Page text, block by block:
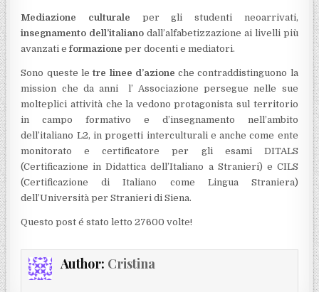
Mediazione culturale per gli studenti neoarrivati,
insegnamento dell’italiano dall’alfabetizzazione ai livelli più
avanzati eformazione per docenti e mediatori.
Sono queste letre linee d’azione che contraddistinguono la
mission che da anni l’ Associazione persegue nelle sue
molteplici attività che la vedono protagonista sul territorio
in campo formativo e d’insegnamento nell’ambito
dell’italiano L2, in progetti interculturali e anche come ente
monitorato e certificatore per gli esami DITALS
(Certificazione in Didattica dell’Italiano a Stranieri) e CILS
(Certificazione di Italiano come Lingua Straniera)
dell’Università per Stranieri di Siena.
Questo post é stato letto 27600 volte!
Author: Cristina